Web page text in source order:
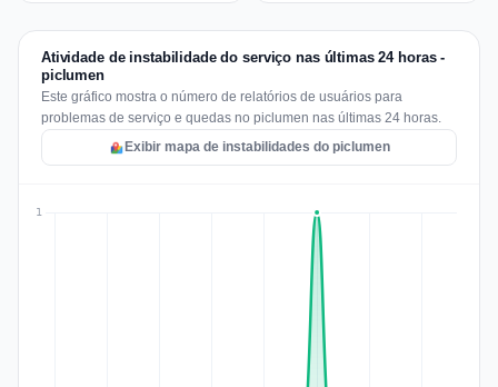
Atividade de instabilidade do serviço nas últimas 24 horas -
piclumen
Este gráfico mostra o número de relatórios de usuários para
problemas de serviço e quedas no piclumen nas últimas 24 horas.
Exibir mapa de instabilidades do piclumen